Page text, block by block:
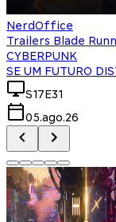
NerdOffice
Trailers Blade
CYBERPUNK
SE UM FUTURO
S17E31
05.ago.26